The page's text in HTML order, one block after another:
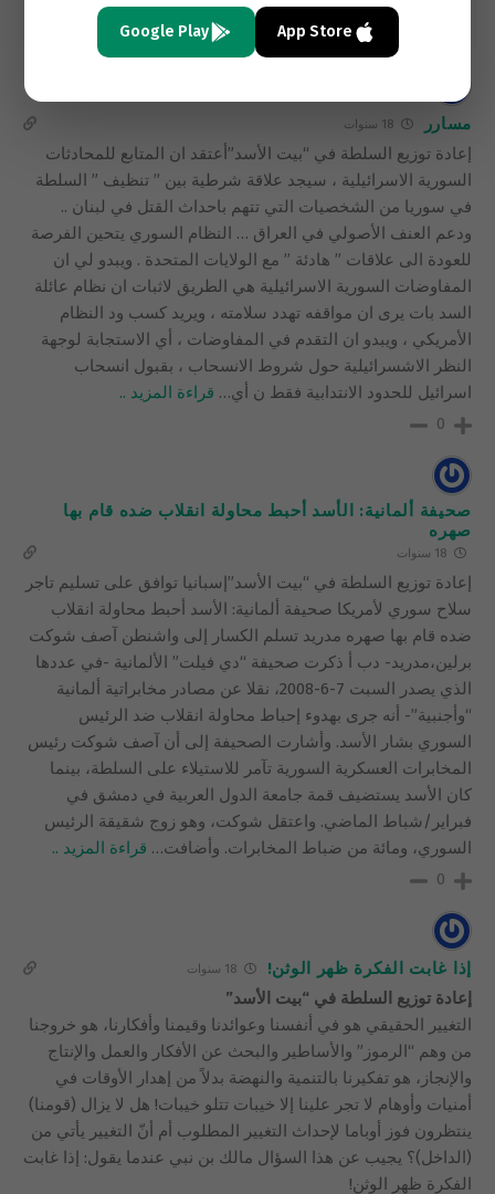
الأحدث
مسارر 18 سنوات
إعادة توزيع السلطة في “بيت الأسد”أعتقد ان المتابع للمحادثات
السورية الاسرائيلية ، سيجد علاقة شرطية بين ” تنظيف ” السلطة
في سوريا من الشخصيات التي تتهم باحداث القتل في لبنان ..
ودعم العنف الأصولي في العراق … النظام السوري يتحين الفرصة
للعودة الى علاقات ” هادئة ” مع الولايات المتحدة . ويبدو لي ان
المفاوضات السورية الاسرائيلية هي الطريق لاثبات ان نظام عائلة
السد بات يرى ان مواقفه تهدد سلامته ، ويريد كسب ود النظام
الأمريكي ، ويبدو ان التقدم في المفاوضات ، أي الاستجابة لوجهة
النظر الاشسرائيلية حول شروط الانسحاب ، بقبول انسحاب
اسرائيل للحدود الانتدابية فقط ن أي… قراءة المزيد ..
0
صحيفة ألمانية: الأسد أحبط محاولة انقلاب ضده قام بها
صهره
إعادة توزيع السلطة في “بيت الأسد”إسبانيا توافق على تسليم تاجر
سلاح سوري لأمريكا صحيفة ألمانية: الأسد أحبط محاولة انقلاب
ضده قام بها صهره مدريد تسلم الكسار إلى واشنطن آصف شوكت
برلين،مدريد- دب أ ذكرت صحيفة “دي فيلت” الألمانية -في عددها
الذي يصدر السبت 7-6-2008، نقلا عن مصادر مخابراتية ألمانية
“وأجنبية”- أنه جرى بهدوء إحباط محاولة انقلاب ضد الرئيس
السوري بشار الأسد. وأشارت الصحيفة إلى أن آصف شوكت رئيس
المخابرات العسكرية السورية تآمر للاستيلاء على السلطة، بينما
كان الأسد يستضيف قمة جامعة الدول العربية في دمشق في
فبراير/شباط الماضي. واعتقل شوكت، وهو زوج شقيقة الرئيس
السوري، ومائة من ضباط المخابرات. وأضافت… قراءة المزيد ..
0
إذا غابت الفكرة ظهر الوثن! 18 سنوات
إعادة توزيع السلطة في “بيت الأسد”
التغيير الحقيقي هو في أنفسنا وعوائدنا وقيمنا وأفكارنا، هو خروجنا
من وهم “الرموز” والأساطير والبحث عن الأفكار والعمل والإنتاج
والإنجاز، هو تفكيرنا بالتنمية والنهضة بدلاً من إهدار الأوقات في
أمنيات وأوهام لا تجر علينا إلا خيبات تتلو خيبات! هل لا يزال (قومنا)
ينتظرون فوز أوباما لإحداث التغيير المطلوب أم أنّ التغيير يأتي من
(الداخل)؟ يجيب عن هذا السؤال مالك بن نبي عندما يقول: إذا غابت
الفكرة ظهر الوثن!
App Store
Google Play